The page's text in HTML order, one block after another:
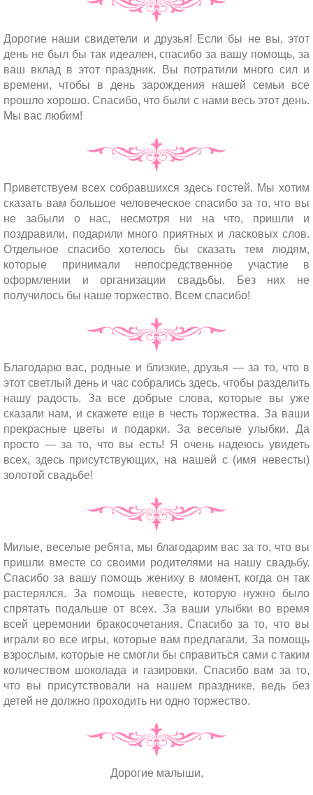
Дорогие наши свидетели и друзья! Если бы не вы, этот
день не был бы так идеален, спасибо за вашу помощь, за
ваш вклад в этот праздник. Вы потратили много сил и
времени, чтобы в день зарождения нашей семьи все
прошло хорошо. Спасибо, что были с нами весь этот день.
Мы вас любим!
Приветствуем всех собравшихся здесь гостей. Мы хотим
сказать вам большое человеческое спасибо за то, что вы
не забыли о нас, несмотря ни на что, пришли и
поздравили, подарили много приятных и ласковых слов.
Отдельное спасибо хотелось бы сказать тем людям,
которые принимали непосредственное участие в
оформлении и организации свадьбы. Без них не
получилось бы наше торжество. Всем спасибо!
Благодарю вас, родные и близкие, друзья — за то, что в
этот светлый день и час собрались здесь, чтобы разделить
нашу радость. За все добрые слова, которые вы уже
сказали нам, и скажете еще в честь торжества. За ваши
прекрасные цветы и подарки. За веселые улыбки. Да
просто — за то, что вы есть! Я очень надеюсь увидеть
всех, здесь присутствующих, на нашей с (имя невесты)
золотой свадьбе!
Милые, веселые ребята, мы благодарим вас за то, что вы
пришли вместе со своими родителями на нашу свадьбу.
Спасибо за вашу помощь жениху в момент, когда он так
растерялся. За помощь невесте, которую нужно было
спрятать подальше от всех. За ваши улыбки во время
всей церемонии бракосочетания. Спасибо за то, что вы
играли во все игры, которые вам предлагали. За помощь
взрослым, которые не смогли бы справиться сами с таким
количеством шоколада и газировки. Спасибо вам за то,
что вы присутствовали на нашем празднике, ведь без
детей не должно проходить ни одно торжество.
Дорогие малыши,